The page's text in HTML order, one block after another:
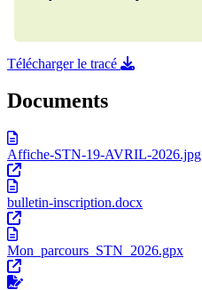
Télécharger le tracé
Documents
Affiche-STN-19-AVRIL-2026.jpg
bulletin-inscription.docx
Mon_parcours_STN_2026.gpx